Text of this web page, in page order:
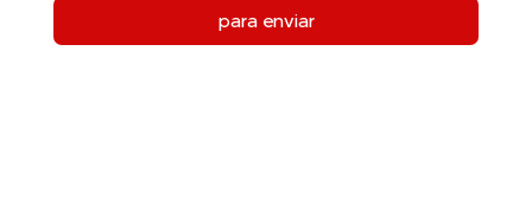
para enviar